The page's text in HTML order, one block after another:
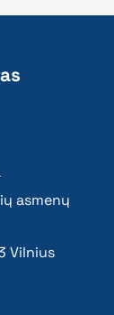
asmenų
Vilnius